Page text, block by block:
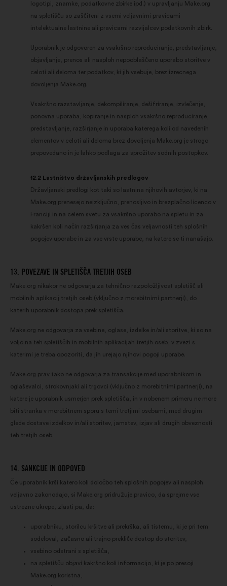
logotipi, znamke, podatkovne zbirke ipd.) v upravljanju Make.org
na spletišču so zaščiteni z vsemi veljavnimi pravicami
intelektualne lastnine ali pravicami razvijalcev podatkovnih zbirk.
Uporabnik je odgovoren za vsakršno reproduciranje, predstavljanje,
objavljanje, prenos ali nasploh nepooblaščeno uporabo storitve v
celoti ali deloma ter podatkov, ki jih vsebuje, brez izrecnega
dovoljenja Make.org.
Vsakršno razstavljanje, dekompiliranje, dešifriranje, izvlečenje,
ponovna uporaba, kopiranje in nasploh vsakršno reproduciranje,
predstavljanje, razširjanje in uporaba katerega koli od navedenih
elementov v celoti ali deloma brez dovoljenja Make.org je strogo
prepovedano in je lahko podlaga za sprožitev sodnih postopkov.
12.2 Lastništvo državljanskih predlogov
Državljanski predlogi kot taki so lastnina njihovih avtorjev, ki na
Make.org prenesejo neizključno, prenosljivo in brezplačno licenco v
Franciji in na celem svetu za vsakršno uporabo na spletu in za
kakršen koli način razširjanja za ves čas veljavnosti teh splošnih
pogojev uporabe in za vse vrste uporabe, na katere se ti nanašajo.
13. POVEZAVE IN SPLETIŠČA TRETJIH OSEB
Make.org nikakor ne odgovarja za tehnično razpoložljivost spletišč ali
mobilnih aplikacij tretjih oseb (vključno z morebitnimi partnerji), do
katerih uporabnik dostopa prek spletišča.
Make.org ne odgovarja za vsebine, oglase, izdelke in/ali storitve, ki so na
voljo na teh spletiščih in mobilnih aplikacijah tretjih oseb, v zvezi s
katerimi je treba opozoriti, da jih urejajo njihovi pogoji uporabe.
Make.org prav tako ne odgovarja za transakcije med uporabnikom in
oglaševalci, strokovnjaki ali trgovci (vključno z morebitnimi partnerji), na
katere je uporabnik usmerjen prek spletišča, in v nobenem primeru ne more
biti stranka v morebitnem sporu s temi tretjimi osebami, med drugim
glede dostave izdelkov in/ali storitev, jamstev, izjav ali drugih obveznosti
teh tretjih oseb.
14. SANKCIJE IN ODPOVED
Če uporabnik krši katero koli določbo teh splošnih pogojev ali nasploh
veljavno zakonodajo, si Make.org pridružuje pravico, da sprejme vse
ustrezne ukrepe, zlasti pa, da:
uporabniku, storilcu kršitve ali prekrška, ali tistemu, ki je pri tem
sodeloval, začasno ali trajno prekliče dostop do storitev,
vsebino odstrani s spletišča,
na spletišču objavi kakršno koli informacijo, ki je po presoji
Make.org koristna,